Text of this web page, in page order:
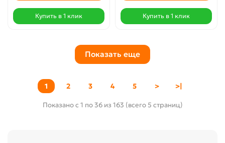
Купить в 1 клик Купить в 1 клик
Показать еще
1 2 3 4 5 > >|
Показано с 1 по 36 из 163 (всего 5 страниц)